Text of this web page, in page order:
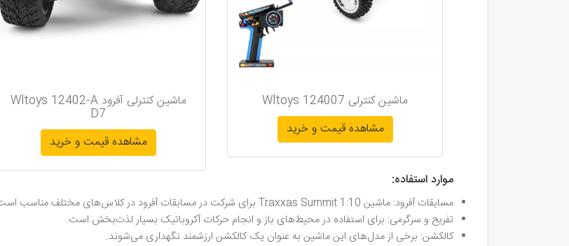
ماشین کنترلی Wltoys 124007
مشاهده قیمت و خرید
ماشین کنترلی آفرود Wltoys 12402-A
D7
مشاهده قیمت و خرید
موارد استفاده:
مسابقات آفرود: ماشین Traxxas Summit 1:10 برای شرکت در مسابقات آفرود در کلاس‌های مختلف مناسب است.
تفریح و سرگرمی: برای استفاده در محیط‌های باز و انجام حرکات آکروباتیک بسیار لذت‌بخش است.
کالکشن: برخی از مدل‌های این ماشین به عنوان یک کالکشن ارزشمند نگهداری می‌شوند.